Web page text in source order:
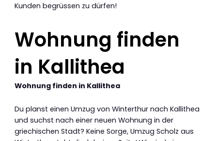
Kunden begrüssen zu dürfen!
Wohnung finden
in Kallithea
Wohnung finden in Kallithea
Du planst einen Umzug von Winterthur nach Kallithea
und suchst nach einer neuen Wohnung in der
griechischen Stadt? Keine Sorge, Umzug Scholz aus